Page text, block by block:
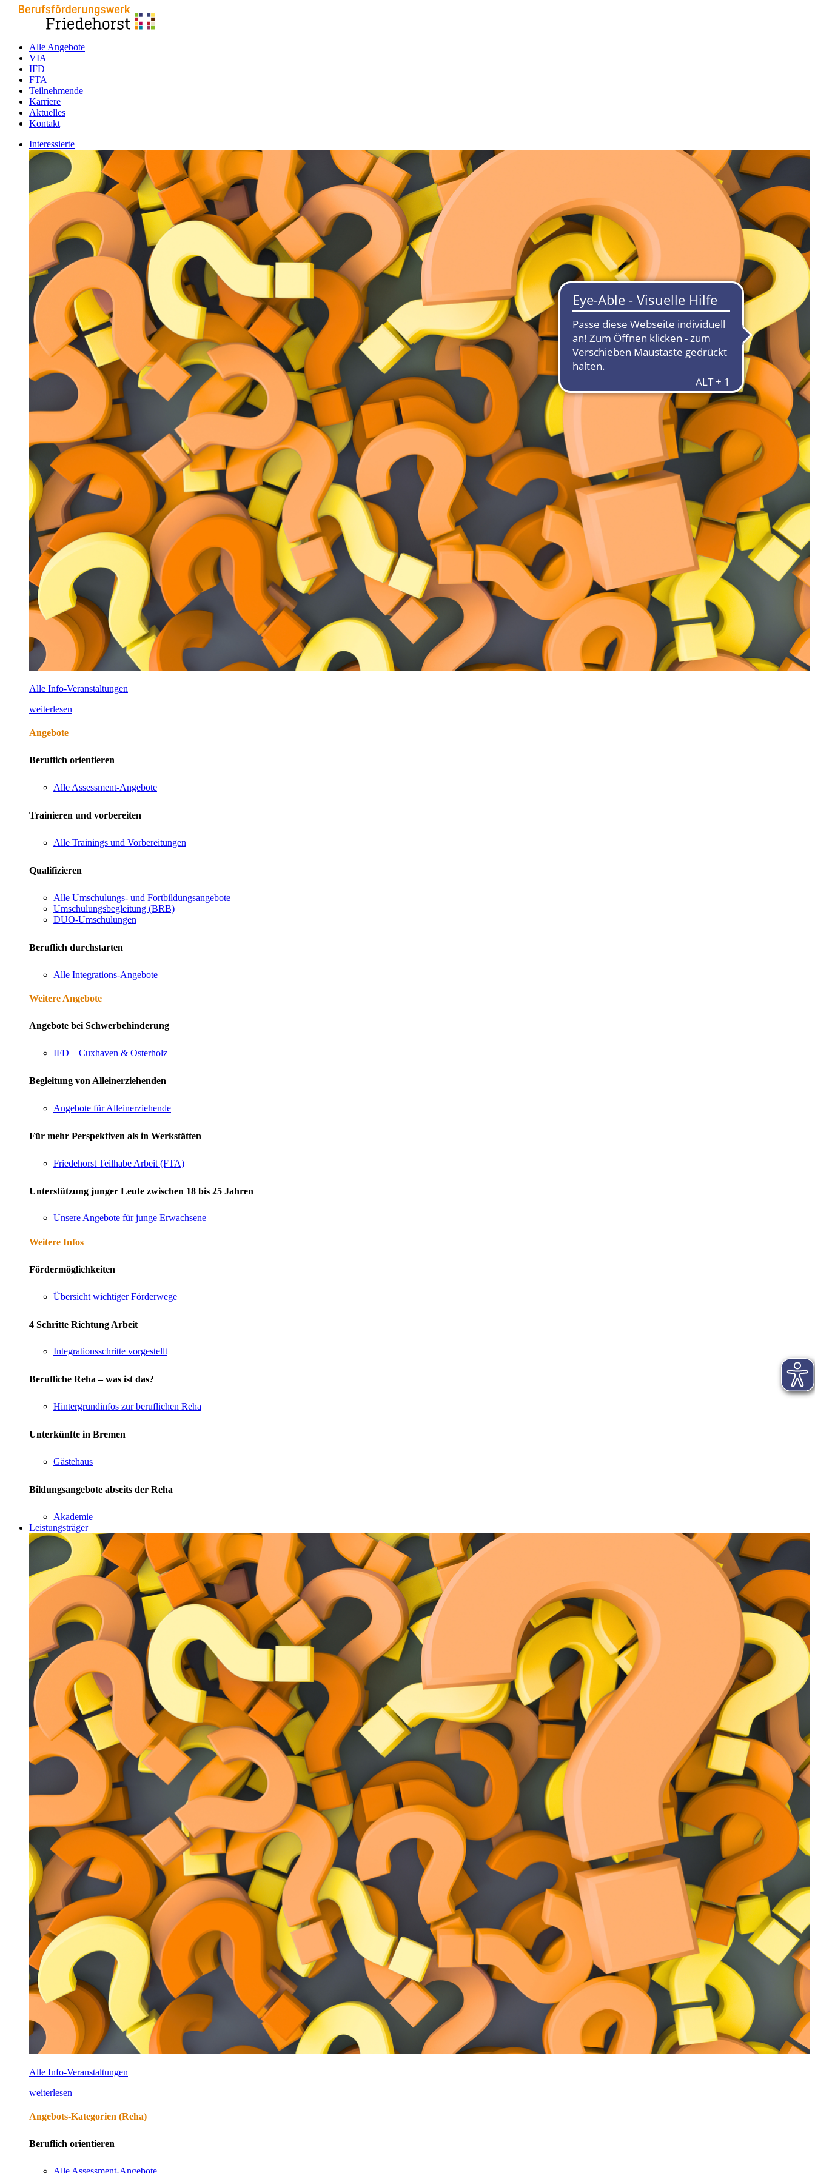
Alle Angebote
VIA
IFD
FTA
Teilnehmende
Karriere
Aktuelles
Kontakt
Interessierte
Alle Info-Veranstaltungen
weiterlesen
Angebote
Beruflich orientieren
Alle Assessment-Angebote
Trainieren und vorbereiten
Alle Trainings und Vorbereitungen
Qualifizieren
Alle Umschulungs- und Fortbildungsangebote
Umschulungsbegleitung (BRB)
DUO-Umschulungen
Beruflich durchstarten
Alle Integrations-Angebote
Weitere Angebote
Angebote bei Schwerbehinderung
IFD – Cuxhaven & Osterholz
Begleitung von Alleinerziehenden
Angebote für Alleinerziehende
Für mehr Perspektiven als in Werkstätten
Friedehorst Teilhabe Arbeit (FTA)
Unterstützung junger Leute zwischen 18 bis 25 Jahren
Unsere Angebote für junge Erwachsene
Weitere Infos
Fördermöglichkeiten
Übersicht wichtiger Förderwege
4 Schritte Richtung Arbeit
Integrationsschritte vorgestellt
Berufliche Reha – was ist das?
Hintergrundinfos zur beruflichen Reha
Unterkünfte in Bremen
Gästehaus
Bildungsangebote abseits der Reha
Akademie
Leistungsträger
Alle Info-Veranstaltungen
weiterlesen
Angebots-Kategorien (Reha)
Beruflich orientieren